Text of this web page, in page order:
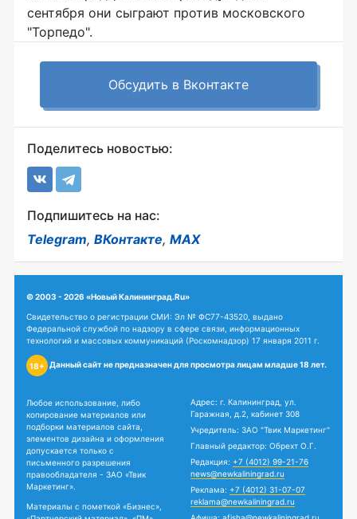
сентября они сыграют против московского
"Торпедо".
Обсудить в Вконтакте
Поделитесь новостью:
Подпишитесь на нас:
Telegram, ВКонтакте, MAX
© 2003 - 2026 «Новый Калининград.Ru»
Свидетельство о регистрации СМИ: Эл № ФС77-43520, выдано
Федеральной службой по надзору в сфере связи, информационных
технологий и массовых коммуникаций (Роскомнадзор) 17 января 2011 г.
18+ Данный сайт не предназначен для просмотра лицам младше 18 лет.
Любое использование, либо
копирование материалов или
подборки материалов сайта,
элементов дизайна и оформления
допускается только с
письменного разрешения
правообладателя - ЗАО «Твик
Маркетинг».
Материалы с пометкой «Бизнес»,
Адрес: г. Калининград, ул.
Гаражная, д.2, кабинет 308
Учредитель: ЗАО "Твик Маркетинг"
Главный редактор: Обрехт О.Г.
Редакция: +7 (4012) 99-21-76
news@newkaliningrad.ru
Реклама: +7 (4012) 31-07-07
reklama@newkaliningrad.ru